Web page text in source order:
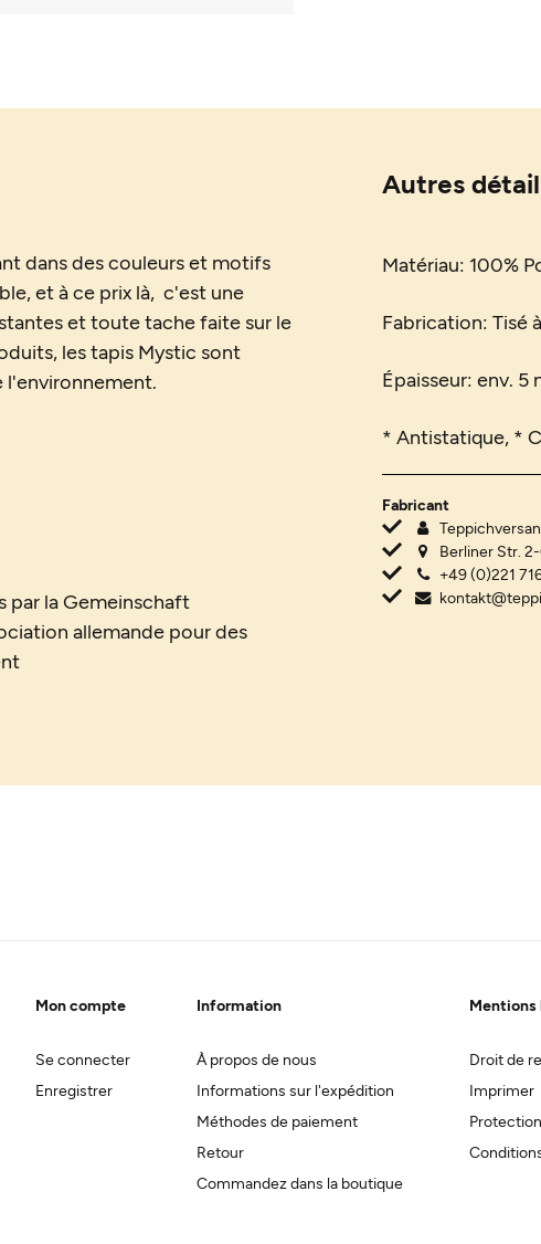
dans des couleurs et motifs
et à ce prix là, c'est une
et toute tache faite sur le
les tapis Mystic sont
l'environnement.
par la Gemeinschaft
allemande pour des
Autres
Matériau: 100% P
Fabrication: Tisé
Épaisseur: env. 5
* Antistatique, *
Fabricant
Berliner Str.
+49 (0)221
Mon compte
Se connecter
Enregistrer
Information
À propos de nous
Informations sur l'expédition
Méthodes de paiement
Retour
Commandez dans la boutique
Mentions
Droit de
Imprimer